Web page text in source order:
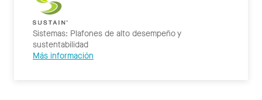
Sistemas: Plafones de alto desempeño y
sustentabilidad
Más información